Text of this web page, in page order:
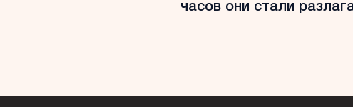
часов они стали